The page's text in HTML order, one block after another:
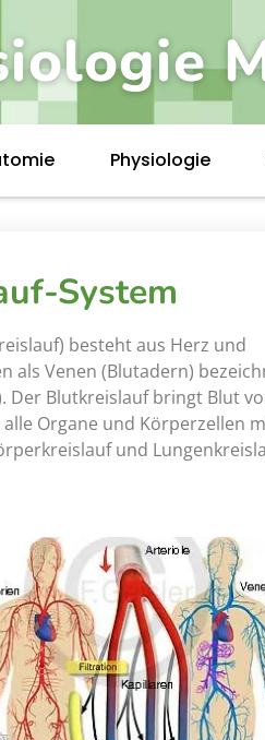
Physiologie
System
besteht aus Herz und
als Venen (Blutadern)
Der Blutkreislauf bringt Blut
Organe und Körperzellen
und